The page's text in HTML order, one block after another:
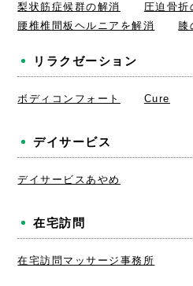
梨状筋症候群の解消
圧迫骨折
腰椎椎間板ヘルニアを解消
膝
リラクゼーション
ボディコンフォート Cure
デイサービス
デイサービスあやめ
在宅訪問
在宅訪問マッサージ事務所